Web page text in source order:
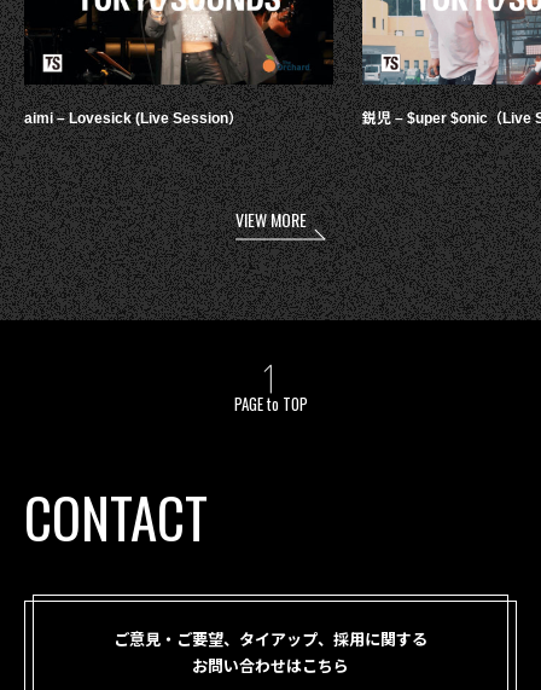
aimi – Lovesick (Live Session） 鋭児 – $uper $onic（Live
VIEW MORE
PAGE to TOP
CONTACT
ご意見・ご要望、タイアップ、採用に関する
お問い合わせはこちら